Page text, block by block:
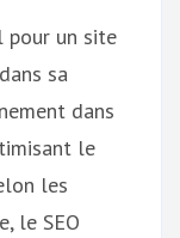
pour un site
sa
dans
le
les
le SEO